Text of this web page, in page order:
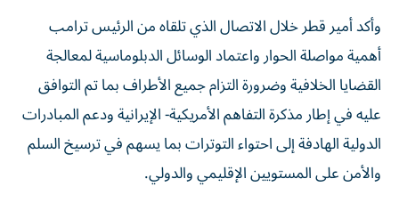
وأكد أمير قطر خلال الاتصال الذي تلقاه من الرئيس ترامب
أهمية مواصلة الحوار واعتماد الوسائل الدبلوماسية لمعالجة
القضايا الخلافية وضرورة التزام جميع الأطراف بما تم التوافق
عليه في إطار مذكرة التفاهم الأمريكية- الإيرانية ودعم المبادرات
الدولية الهادفة إلى احتواء التوترات بما يسهم في ترسيخ السلم
والأمن على المستويين الإقليمي والدولي.